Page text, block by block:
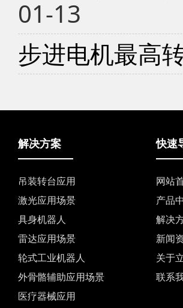
01-13
步进电机最高
解决方案
吊装转台应用
激光应用场景
具身机器人
雷达应用场景
轮式工业机器人
外骨骼辅助应用场景
医疗器械应用
快速
网站
产品
解决
新闻
关于
联系